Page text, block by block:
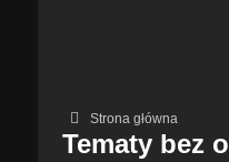
Strona główna
Tematy bez